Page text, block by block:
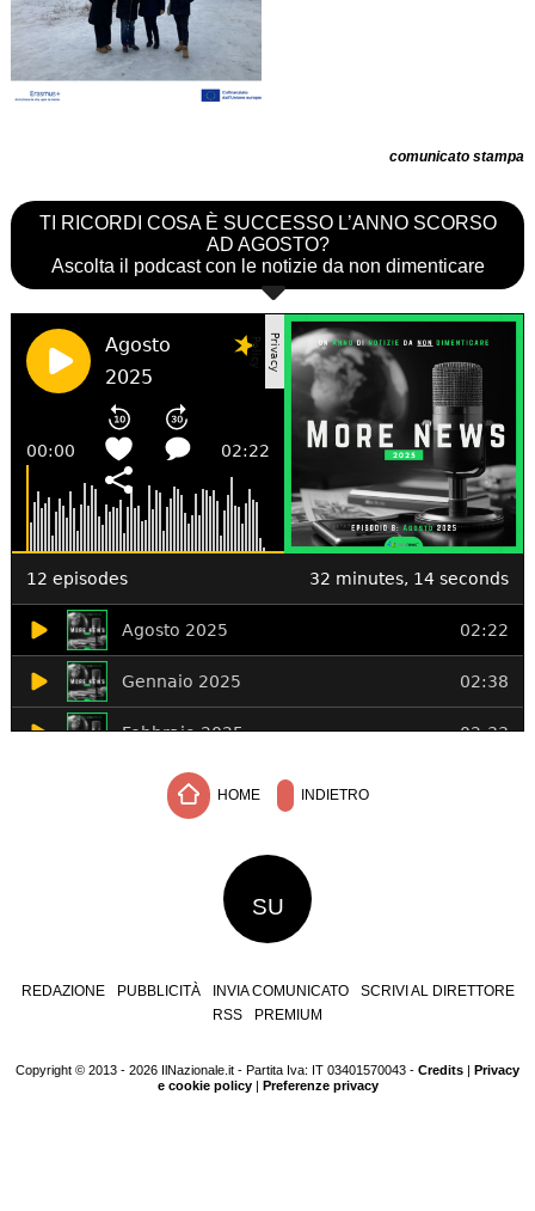
comunicato stampa
TI RICORDI COSA È SUCCESSO L’ANNO SCORSO
AD AGOSTO?
Ascolta il podcast con le notizie da non dimenticare
HOME INDIETRO
SU
REDAZIONE PUBBLICITÀ INVIA COMUNICATO
SCRIVI AL DIRETTORE
RSS
PREMIUM
Copyright © 2013 - 2026 IlNazionale.it - Partita Iva: IT 03401570043 - Credits | Privacy
e cookie policy| Preferenze privacy